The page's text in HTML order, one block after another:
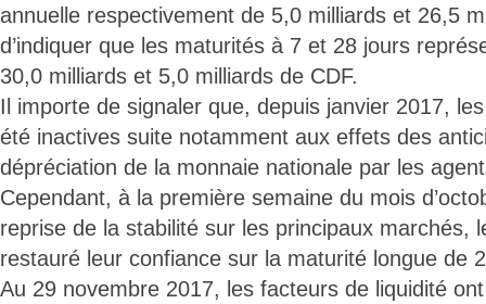
annuelle respectivement de 5,0 milliards et 26,5
d’indiquer que les maturités à 7 et 28 jours
30,0 milliards et 5,0 milliards de CDF.
Il importe de signaler que, depuis janvier 2017,
été inactives suite notamment aux effets des
dépréciation de la monnaie nationale par les
Cependant, à la première semaine du mois
reprise de la stabilité sur les principaux marchés,
restauré leur confiance sur la maturité longue de
Au 29 novembre 2017, les facteurs de liquidité